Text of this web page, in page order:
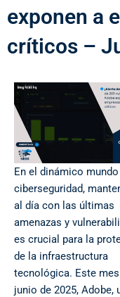
exponen a
críticos –
En el dinámico
ciberseguridad,
al día con las últimas
amenazas y
es crucial para la
de la infraestructura
tecnológica. Este
junio de 2025, Adobe,